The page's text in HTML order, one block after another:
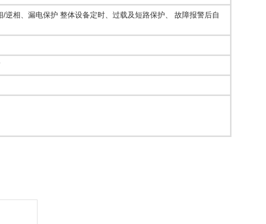
相、漏电保护 整体设备定时、过载及短路保护、 故障报警后自